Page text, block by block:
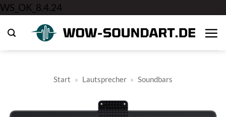
WS_OK_8.4.24
springen
Start » Lautsprecher » Soundbars